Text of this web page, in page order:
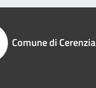
Comune di Cerenzia